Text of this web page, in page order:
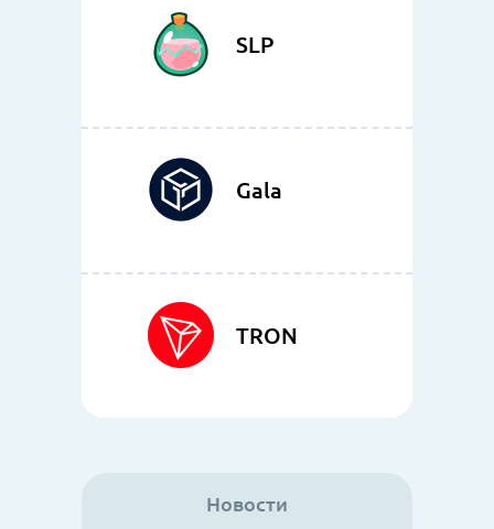
SLP
Gala
TRON
Новости